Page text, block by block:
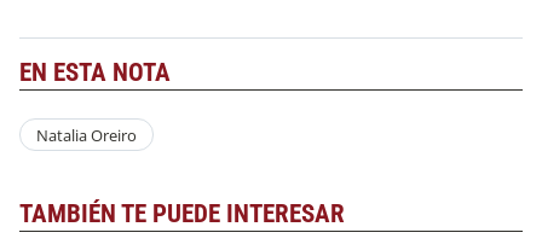
EN ESTA NOTA
Natalia Oreiro
TAMBIÉN TE PUEDE INTERESAR